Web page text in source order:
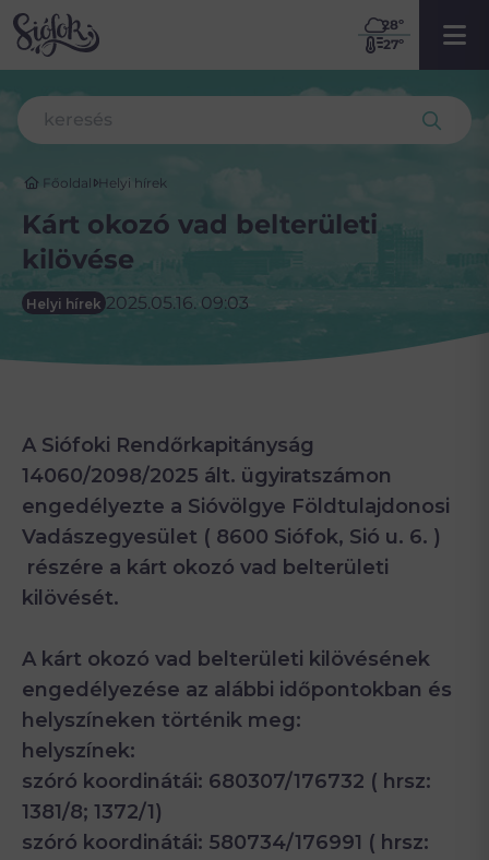
28º
27º
Főoldal Helyi hírek
Kárt okozó vad belterületi
kilövése
Helyi hírek 2025.05.16. 09:03
A Siófoki Rendőrkapitányság
14060/2098/2025 ált. ügyiratszámon
engedélyezte a Sióvölgye Földtulajdonosi
Vadászegyesület ( 8600 Siófok, Sió u. 6. )
részére a kárt okozó vad belterületi
kilövését.
A kárt okozó vad belterületi kilövésének
engedélyezése az alábbi időpontokban és
helyszíneken történik meg:
helyszínek:
szóró koordinátái: 680307/176732 ( hrsz:
1381/8; 1372/1)
szóró koordinátái: 580734/176991 ( hrsz: